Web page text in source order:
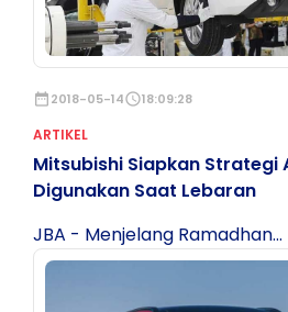
date_range2018-05-14schedule18:09:28
ARTIKEL
Mitsubishi Siapkan Strategi
Digunakan Saat Lebaran
JBA - Menjelang Ramadhan...